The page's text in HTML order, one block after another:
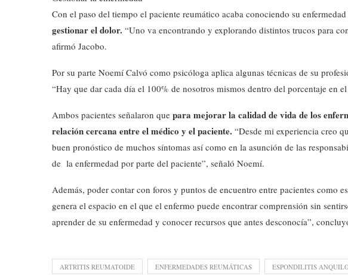
Con el paso del tiempo el paciente reumático acaba conociendo su
gestionar el dolor. “Uno va encontrando y explorando distintos trucos para
afirmó Jacobo.
Por su parte Noemí Calvó como psicóloga aplica algunas técnicas de su
“Hay que dar cada día el 100% de nosotros mismos dentro del porcentaje en
Ambos pacientes señalaron que para mejorar la calidad de vida de los
relación cercana entre el médico y el paciente. “Desde mi experiencia creo
buen pronóstico de muchos síntomas así como en la asunción de las
de la enfermedad por parte del paciente”, señaló Noemí.
Además, poder contar con foros y puntos de encuentro entre pacientes como
genera el espacio en el que el enfermo puede encontrar comprensión sin
aprender de su enfermedad y conocer recursos que antes desconocía”,
ARTRITIS REUMATOIDE ENFERMEDADES REUMÁTICAS ESPONDILITIS